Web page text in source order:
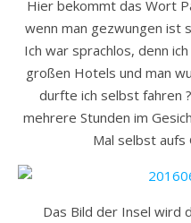
Hier bekommt das Wort
wenn man gezwungen ist
Ich war sprachlos, denn
großen Hotels und man
durfte ich selbst fahren
mehrere Stunden im
Mal selbst aufs
Das Bild der Insel wird